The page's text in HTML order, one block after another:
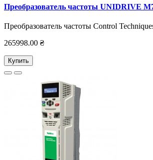
Преобразователь частоты UNIDRIVE
Преобразователь частоты Control
265998.00 ₴
Купить